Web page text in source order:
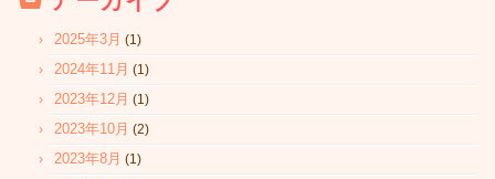
2025年3月 (1)
2024年11月 (1)
2023年12月 (1)
2023年10月 (2)
2023年8月 (1)